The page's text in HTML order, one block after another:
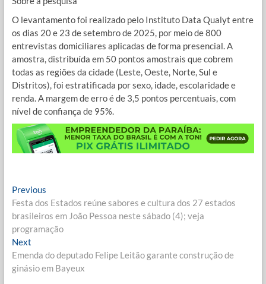
O levantamento foi realizado pelo Instituto Data Qualyt entre
os dias 20 e 23 de setembro de 2025, por meio de 800
entrevistas domiciliares aplicadas de forma presencial. A
amostra, distribuída em 50 pontos amostrais que cobrem
todas as regiões da cidade (Leste, Oeste, Norte, Sul e
Distritos), foi estratificada por sexo, idade, escolaridade e
renda. A margem de erro é de 3,5 pontos percentuais, com
nível de confiança de 95%.
Navegação
de
Post
PreviousPrevious
post:
Festa dos Estados reúne sabores e cultura dos 27 estados
brasileiros em João Pessoa neste sábado (4); veja
programação
NextNext
post:
Emenda do deputado Felipe Leitão garante construção de
ginásio em Bayeux